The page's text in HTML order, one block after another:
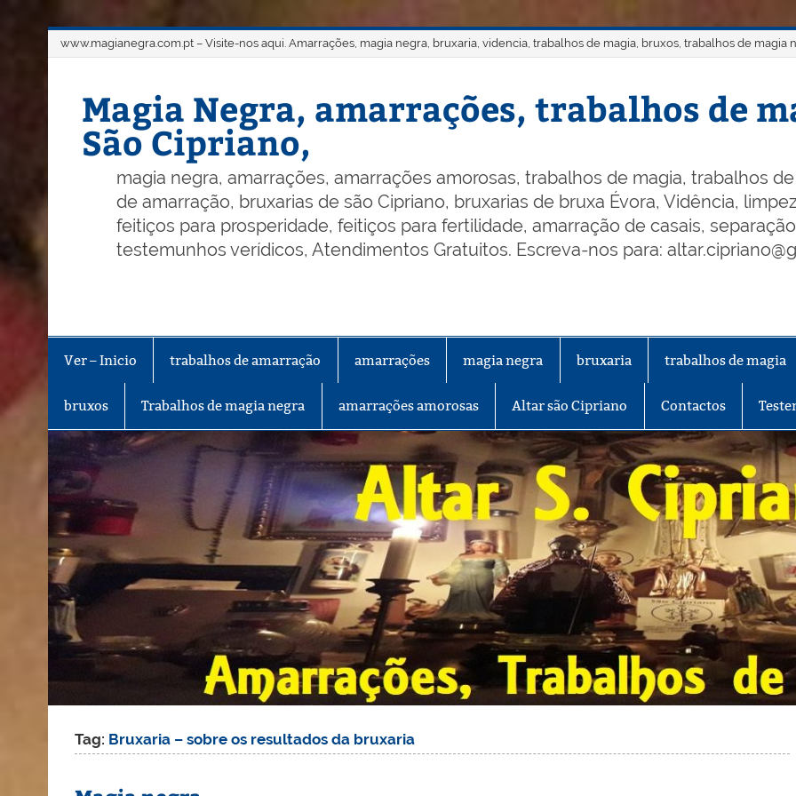
www.magianegra.com.pt – Visite-nos aqui. Amarrações, magia negra, bruxaria, videncia, trabalhos de magia, bruxos, trabalhos de magia
Magia Negra, amarrações, trabalhos de
São Cipriano,
magia negra, amarrações, amarrações amorosas, trabalhos de magia, trabalhos
de amarração, bruxarias de são Cipriano, bruxarias de bruxa Évora, Vidência,
feitiços para prosperidade, feitiços para fertilidade, amarração de casais,
testemunhos verídicos, Atendimentos Gratuitos. Escreva-nos para:
Ver – Inicio trabalhos de amarração amarrações magia negra bruxaria trabalhos de magia
bruxos Trabalhos de magia negra amarrações amorosas Altar são Cipriano Contactos
Tag: Bruxaria – sobre os resultados da bruxaria